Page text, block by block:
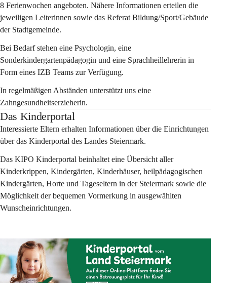
8 Ferienwochen angeboten. Nähere Informationen erteilen die
jeweiligen Leiterinnen sowie das Referat Bildung/Sport/Gebäude
der Stadtgemeinde.
Bei Bedarf stehen eine Psychologin, eine
Sonderkindergartenpädagogin und eine Sprachheillehrerin in
Form eines IZB Teams zur Verfügung.
In regelmäßigen Abständen unterstützt uns eine
Zahngesundheitserzieherin.
Das Kinderportal
Interessierte Eltern erhalten Informationen über die Einrichtungen
über das Kinderportal des Landes Steiermark.
Das KIPO Kinderportal beinhaltet eine Übersicht aller
Kinderkrippen, Kindergärten, Kinderhäuser, heilpädagogischen
Kindergärten, Horte und Tageseltern in der Steiermark sowie die
Möglichkeit der bequemen Vormerkung in ausgewählten
Wunscheinrichtungen.